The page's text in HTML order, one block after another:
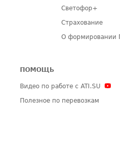
Светофор+
Страхование
О формировании
ПОМОЩЬ
Видео по работе с ATI.SU
Полезное по перевозкам